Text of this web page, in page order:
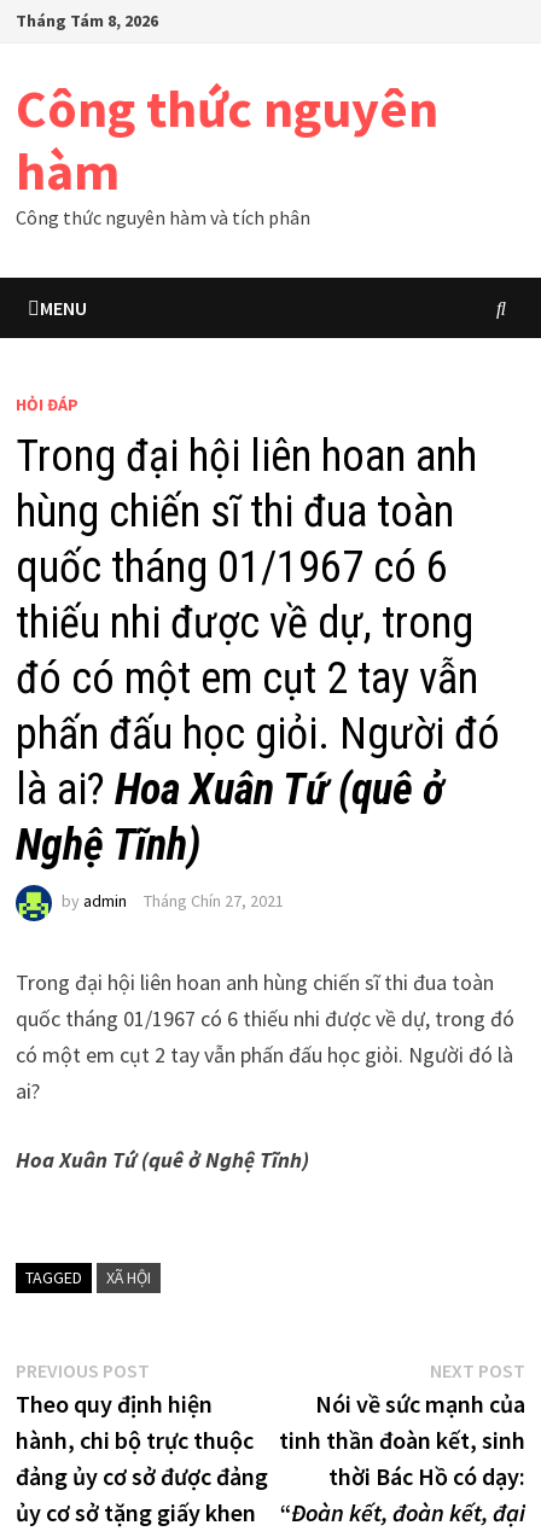
SkipTháng Tám 8, 2026
Công thức nguyên
hàm
Công thức nguyên hàm và tích phân
MENU
HỎI ĐÁP
Trong đại hội liên hoan anh
hùng chiến sĩ thi đua toàn
quốc tháng 01/1967 có 6
thiếu nhi được về dự, trong
đó có một em cụt 2 tay vẫn
phấn đấu học giỏi. Người đó
là ai? Hoa Xuân Tứ (quê ở
Nghệ Tĩnh)
by admin Tháng Chín 27, 2021
Trong đại hội liên hoan anh hùng chiến sĩ thi đua toàn
quốc tháng 01/1967 có 6 thiếu nhi được về dự, trong đó
có một em cụt 2 tay vẫn phấn đấu học giỏi. Người đó là
ai?
Hoa Xuân Tứ (quê ở Nghệ Tĩnh)
TAGGED XÃ HỘI
Điều
hướng
bài
viết
PREVIOUS POSTPrevious
post:
Theo quy định hiện
hành, chi bộ trực thuộc
đảng ủy cơ sở được đảng
ủy cơ sở tặng giấy khen
NEXT POST
Nói về sức mạnh của
tinh thần đoàn kết, sinh
thời Bác Hồ có dạy:
“Đoàn kết, đoàn kết, đại